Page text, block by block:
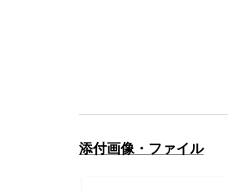
添付画像・ファイル